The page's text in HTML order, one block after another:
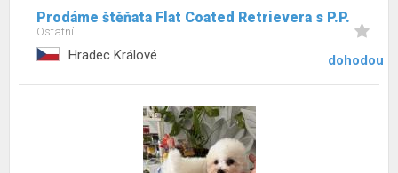
Prodáme štěňata Flat Coated Retrievera s P.P.
Ostatní
Hradec Králové dohodou